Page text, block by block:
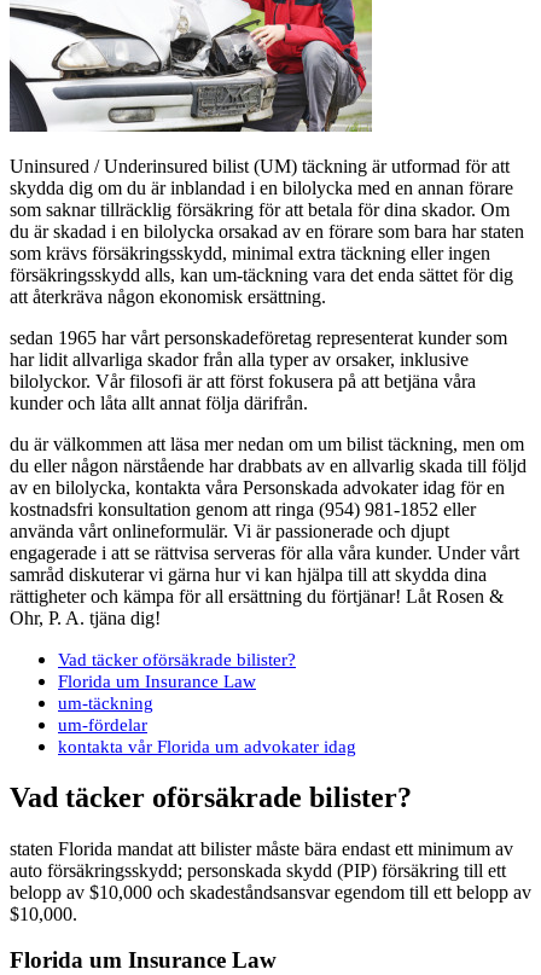
Uninsured / Underinsured bilist (UM) täckning är utformad för att
skydda dig om du är inblandad i en bilolycka med en annan förare
som saknar tillräcklig försäkring för att betala för dina skador. Om
du är skadad i en bilolycka orsakad av en förare som bara har staten
som krävs försäkringsskydd, minimal extra täckning eller ingen
försäkringsskydd alls, kan um-täckning vara det enda sättet för dig
att återkräva någon ekonomisk ersättning.
sedan 1965 har vårt personskadeföretag representerat kunder som
har lidit allvarliga skador från alla typer av orsaker, inklusive
bilolyckor. Vår filosofi är att först fokusera på att betjäna våra
kunder och låta allt annat följa därifrån.
du är välkommen att läsa mer nedan om um bilist täckning, men om
du eller någon närstående har drabbats av en allvarlig skada till följd
av en bilolycka, kontakta våra Personskada advokater idag för en
kostnadsfri konsultation genom att ringa (954) 981-1852 eller
använda vårt onlineformulär. Vi är passionerade och djupt
engagerade i att se rättvisa serveras för alla våra kunder. Under vårt
samråd diskuterar vi gärna hur vi kan hjälpa till att skydda dina
rättigheter och kämpa för all ersättning du förtjänar! Låt Rosen &
Ohr, P. A. tjäna dig!
Vad täcker oförsäkrade bilister?
Florida um Insurance Law
um-täckning
um-fördelar
kontakta vår Florida um advokater idag
Vad täcker oförsäkrade bilister?
staten Florida mandat att bilister måste bära endast ett minimum av
auto försäkringsskydd; personskada skydd (PIP) försäkring till ett
belopp av $10,000 och skadeståndsansvar egendom till ett belopp av
$10,000.
Florida um Insurance Law